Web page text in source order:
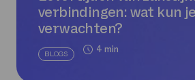
verbindingen: wat kun je
verwachten?
BLOGS 4 min